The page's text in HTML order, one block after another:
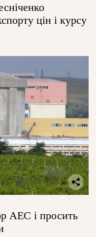
цін і курсу
АЕС і просить